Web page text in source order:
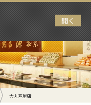
開く
大丸芦屋店